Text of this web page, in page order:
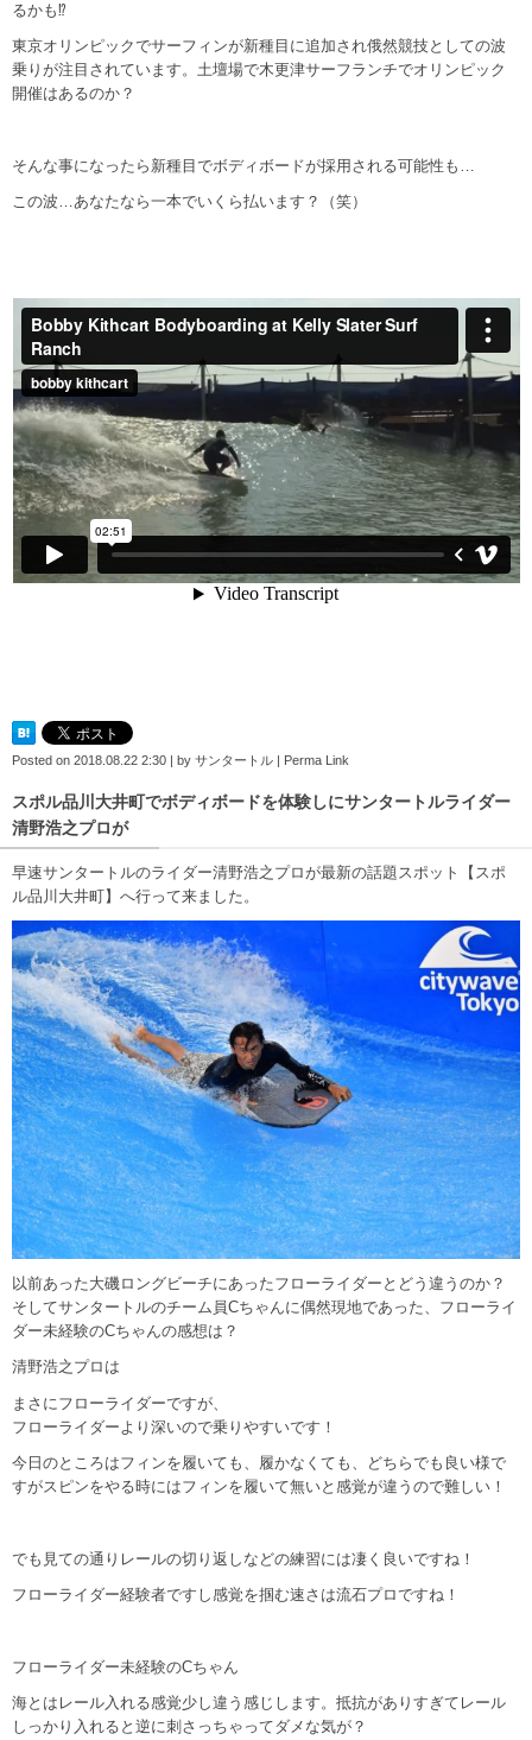
るかも⁉︎
東京オリンピックでサーフィンが新種目に追加され俄然競技としての波
乗りが注目されています。土壇場で木更津サーフランチでオリンピック
開催はあるのか？
そんな事になったら新種目でボディボードが採用される可能性も…
この波…あなたなら一本でいくら払います？（笑）
Posted on 2018.08.22 2:30 | by サンタートル | Perma Link
スポル品川大井町でボディボードを体験しにサンタートルライダー
清野浩之プロが
早速サンタートルのライダー清野浩之プロが最新の話題スポット【スポ
ル品川大井町】へ行って来ました。
以前あった大磯ロングビーチにあったフローライダーとどう違うのか？
そしてサンタートルのチーム員Cちゃんに偶然現地であった、フローライ
ダー未経験のCちゃんの感想は？
清野浩之プロは
まさにフローライダーですが、
フローライダーより深いので乗りやすいです！
今日のところはフィンを履いても、履かなくても、どちらでも良い様で
すがスピンをやる時にはフィンを履いて無いと感覚が違うので難しい！
でも見ての通りレールの切り返しなどの練習には凄く良いですね！
フローライダー経験者ですし感覚を掴む速さは流石プロですね！
フローライダー未経験のCちゃん
海とはレール入れる感覚少し違う感じします。抵抗がありすぎてレール
しっかり入れると逆に刺さっちゃってダメな気が？